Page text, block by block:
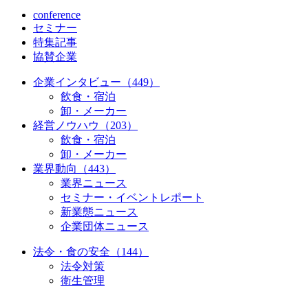
conference
セミナー
特集記事
協賛企業
企業インタビュー（449）
飲食・宿泊
卸・メーカー
経営ノウハウ（203）
飲食・宿泊
卸・メーカー
業界動向（443）
業界ニュース
セミナー・イベントレポート
新業態ニュース
企業団体ニュース
法令・食の安全（144）
法令対策
衛生管理